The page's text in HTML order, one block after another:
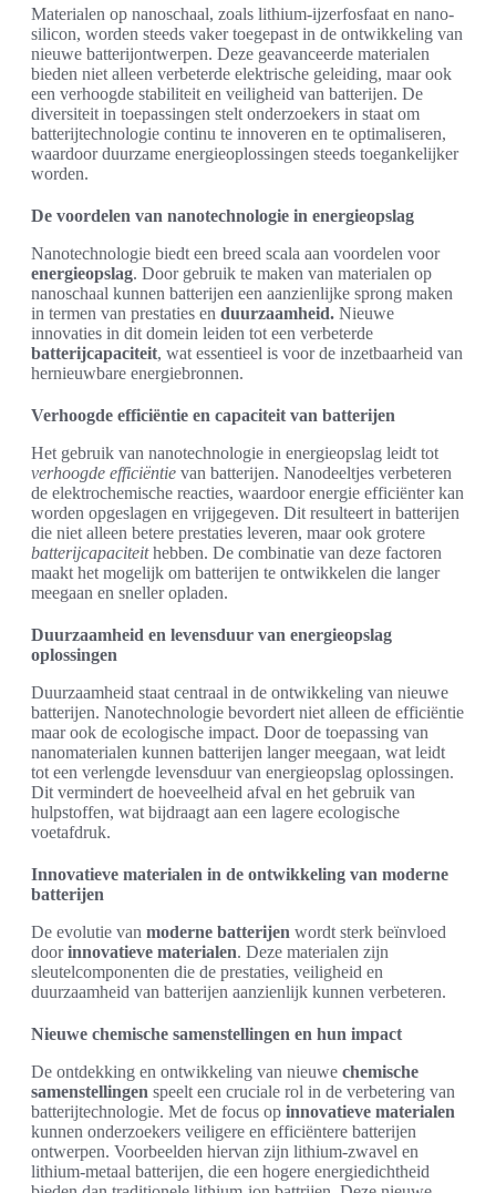
Materialen op nanoschaal, zoals lithium-ijzerfosfaat en nano-
silicon, worden steeds vaker toegepast in de ontwikkeling van
nieuwe batterijontwerpen. Deze geavanceerde materialen
bieden niet alleen verbeterde elektrische geleiding, maar ook
een verhoogde stabiliteit en veiligheid van batterijen. De
diversiteit in toepassingen stelt onderzoekers in staat om
batterijtechnologie continu te innoveren en te optimaliseren,
waardoor duurzame energieoplossingen steeds toegankelijker
worden.
De voordelen van nanotechnologie in energieopslag
Nanotechnologie biedt een breed scala aan voordelen voor
energieopslag. Door gebruik te maken van materialen op
nanoschaal kunnen batterijen een aanzienlijke sprong maken
in termen van prestaties en duurzaamheid. Nieuwe
innovaties in dit domein leiden tot een verbeterde
batterijcapaciteit, wat essentieel is voor de inzetbaarheid van
hernieuwbare energiebronnen.
Verhoogde efficiëntie en capaciteit van batterijen
Het gebruik van nanotechnologie in energieopslag leidt tot
verhoogde efficiëntie van batterijen. Nanodeeltjes verbeteren
de elektrochemische reacties, waardoor energie efficiënter kan
worden opgeslagen en vrijgegeven. Dit resulteert in batterijen
die niet alleen betere prestaties leveren, maar ook grotere
batterijcapaciteithebben. De combinatie van deze factoren
maakt het mogelijk om batterijen te ontwikkelen die langer
meegaan en sneller opladen.
Duurzaamheid en levensduur van energieopslag
oplossingen
Duurzaamheid staat centraal in de ontwikkeling van nieuwe
batterijen. Nanotechnologie bevordert niet alleen de efficiëntie
maar ook de ecologische impact. Door de toepassing van
nanomaterialen kunnen batterijen langer meegaan, wat leidt
tot een verlengde levensduur van energieopslag oplossingen.
Dit vermindert de hoeveelheid afval en het gebruik van
hulpstoffen, wat bijdraagt aan een lagere ecologische
voetafdruk.
Innovatieve materialen in de ontwikkeling van moderne
batterijen
De evolutie van moderne batterijen wordt sterk beïnvloed
doorinnovatieve materialen. Deze materialen zijn
sleutelcomponenten die de prestaties, veiligheid en
duurzaamheid van batterijen aanzienlijk kunnen verbeteren.
Nieuwe chemische samenstellingen en hun impact
De ontdekking en ontwikkeling van nieuwe chemische
samenstellingen speelt een cruciale rol in de verbetering van
batterijtechnologie. Met de focus op innovatieve materialen
kunnen onderzoekers veiligere en efficiëntere batterijen
ontwerpen. Voorbeelden hiervan zijn lithium-zwavel en
lithium-metaal batterijen, die een hogere energiedichtheid